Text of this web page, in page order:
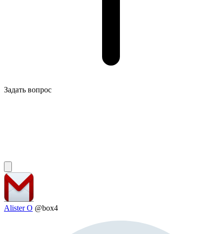
Задать вопрос
Alister O @box4